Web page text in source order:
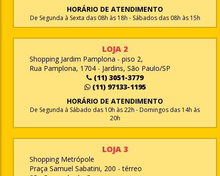
HORÁRIO DE ATENDIMENTO
De Segunda à Sexta das 08h às 18h - Sábados das 08h às 15h
LOJA 2
Shopping Jardim Pamplona - piso 2,
Rua Pamplona, 1704 - Jardins, São Paulo/SP
(11) 3051-3779
(11) 97133-1195
HORÁRIO DE ATENDIMENTO
De Segunda à Sábado das 10h às 22h - Domingos das 14h às
20h
LOJA 3
Shopping Metrópole
Praça Samuel Sabatini, 200 - térreo